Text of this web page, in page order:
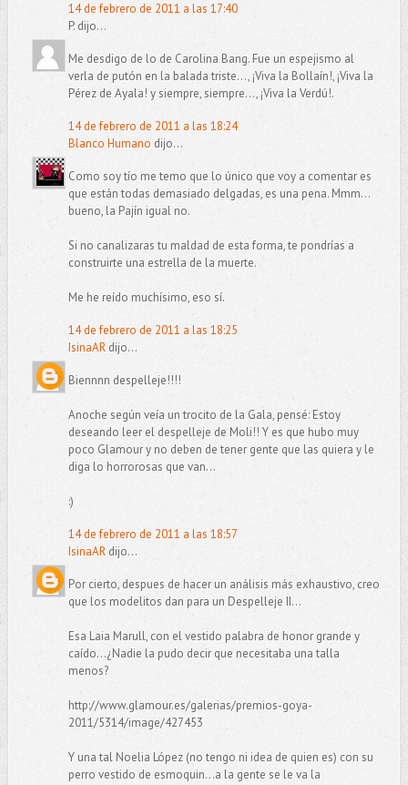
14 de febrero de 2011 a las 17:40
P. dijo...
Me desdigo de lo de Carolina Bang. Fue un espejismo al
verla de putón en la balada triste..., ¡Viva la Bollaín!, ¡Viva la
Pérez de Ayala! y siempre, siempre..., ¡Viva la Verdú!.
14 de febrero de 2011 a las 18:24
Blanco Humanodijo...
Como soy tío me temo que lo único que voy a comentar es
que están todas demasiado delgadas, es una pena. Mmm...
bueno, la Pajín igual no.
Si no canalizaras tu maldad de esta forma, te pondrías a
construirte una estrella de la muerte.
Me he reído muchísimo, eso sí.
14 de febrero de 2011 a las 18:25
IsinaARdijo...
Biennnn despelleje!!!!
Anoche según veía un trocito de la Gala, pensé: Estoy
deseando leer el despelleje de Moli!! Y es que hubo muy
poco Glamour y no deben de tener gente que las quiera y le
diga lo horrorosas que van...
:)
14 de febrero de 2011 a las 18:57
IsinaARdijo...
Por cierto, despues de hacer un análisis más exhaustivo, creo
que los modelitos dan para un Despelleje II...
Esa Laia Marull, con el vestido palabra de honor grande y
caído...¿Nadie la pudo decir que necesitaba una talla
menos?
http://www.glamour.es/galerias/premios-goya-
2011/5314/image/427453
Y una tal Noelia López (no tengo ni idea de quien es) con su
perro vestido de esmoquin...a la gente se le va la